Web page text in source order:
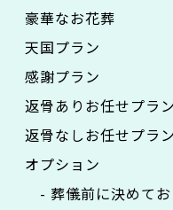
豪華なお花葬
天国プラン
感謝プラン
返骨ありお任せプラン
返骨なしお任せプラン
オプション
- 葬儀前に決めてお